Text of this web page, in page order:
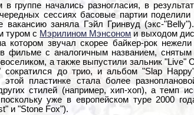
в группе начались разногласия, в
сессиях басовые партии
вакансию заняла Гэйл Гринвуд (экс-
туром с Мэрилином Мэнсоном и выходом
котором звучал скорее байкер-рок
в фильме с аналогичным названием,
а также выпустили зальник "Live"
сократился до трио, и альбом "Slap
пластинке стала более
стилей (например, хип-хоп), а темп
уже в европейском туре 2000
и "Stone Fox").